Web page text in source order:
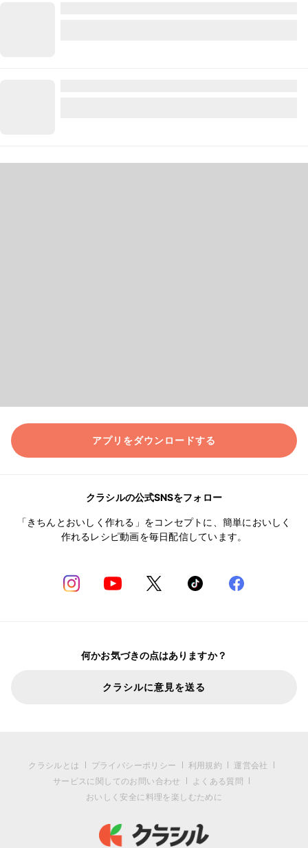
アプリをダウンロードする
クラシルの公式SNSをフォロー
「きちんとおいしく作れる」をコンセプトに、簡単においしく
作れるレシピ動画を毎日配信しています。
何かお気づきの点はありますか？
クラシルに意見を送る
クラシルとは プライバシーポリシー 利用規約
運営会社
サービスに関してのお問い合わせ
よくある質問
おいしく安全に料理を楽しむために